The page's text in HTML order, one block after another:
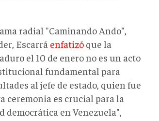
radial "Caminando Ando",
Escarrá enfatizó que la
el 10 de enero no es un acto
fundamental para
al jefe de estado, quien fue
ceremonia es crucial para la
en Venezuela",